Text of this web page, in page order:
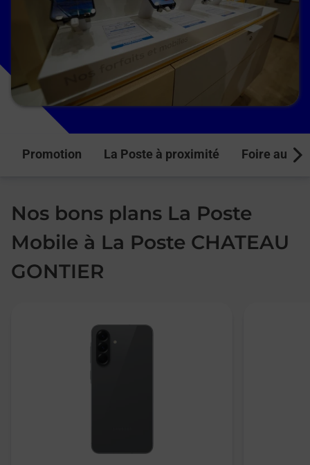
Promotion La Poste à proximité Foire aux
Nos bons plans La Poste
Mobile à La Poste CHATEAU
GONTIER